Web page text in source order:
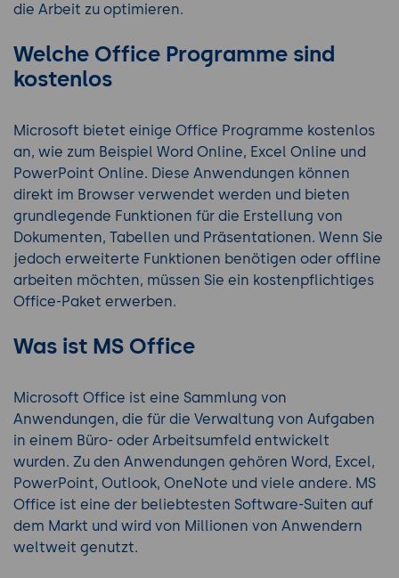
die Arbeit zu optimieren.
Welche Office Programme sind
kostenlos
Microsoft bietet einige Office Programme kostenlos
an, wie zum Beispiel Word Online, Excel Online und
PowerPoint Online. Diese Anwendungen können
direkt im Browser verwendet werden und bieten
grundlegende Funktionen für die Erstellung von
Dokumenten, Tabellen und Präsentationen. Wenn Sie
jedoch erweiterte Funktionen benötigen oder offline
arbeiten möchten, müssen Sie ein kostenpflichtiges
Office-Paket erwerben.
Was ist MS Office
Microsoft Office ist eine Sammlung von
Anwendungen, die für die Verwaltung von Aufgaben
in einem Büro- oder Arbeitsumfeld entwickelt
wurden. Zu den Anwendungen gehören Word, Excel,
PowerPoint, Outlook, OneNote und viele andere. MS
Office ist eine der beliebtesten Software-Suiten auf
dem Markt und wird von Millionen von Anwendern
weltweit genutzt.